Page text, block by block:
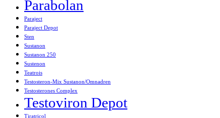
Parabolan
Paraject
Paraject Depot
Sten
Sustanon
Sustanon 250
Sustenon
Teatrois
Testosteron-Mix Sustanon/Omnadren
Testosterones Complex
Testoviron Depot
Tiratricol